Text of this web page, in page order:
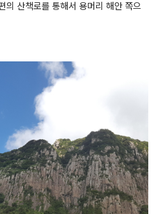
의 산책로를 통해서 용머리 해안 쪽으